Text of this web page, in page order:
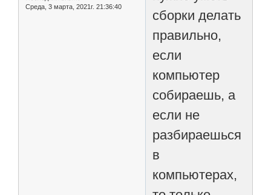
Среда, 3 марта, 2021г. 21:36:40
сборки делать
правильно,
если
компьютер
собираешь, а
если не
разбираешься
в
компьютерах,